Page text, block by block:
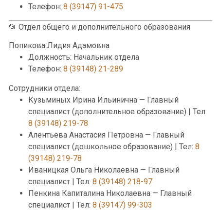
Телефон: 8 (39147) 91-475
📂 Отдел общего и дополнительного образования
Попикова Лидия Адамовна
Должность: Начальник отдела
Телефон: 8 (39148) 21-289
Сотрудники отдела:
Кузьминых Ирина Ильинична — Главный
специалист (дополнительное образование) | Тел:
8 (39148) 219-78
Алентьева Анастасия Петровна — Главный
специалист (дошкольное образование) | Тел: 8
(39148) 219-78
Иваницкая Ольга Николаевна — Главный
специалист | Тел: 8 (39148) 218-97
Пенкина Капиталина Николаевна — Главный
специалист | Тел: 8 (39147) 99-303